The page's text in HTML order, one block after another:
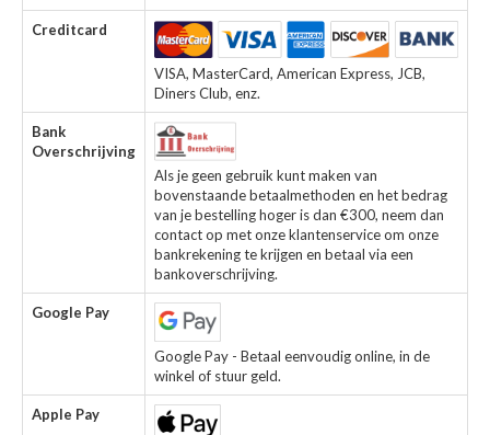
Creditcard
VISA, MasterCard, American Express, JCB,
Diners Club, enz.
Bank
Overschrijving
Als je geen gebruik kunt maken van
bovenstaande betaalmethoden en het bedrag
van je bestelling hoger is dan €300, neem dan
contact op met onze klantenservice om onze
bankrekening te krijgen en betaal via een
bankoverschrijving.
Google Pay
Google Pay - Betaal eenvoudig online, in de
winkel of stuur geld.
Apple Pay